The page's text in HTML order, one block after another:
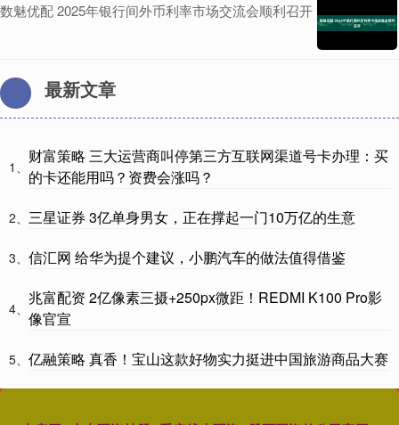
数魅优配 2025年银行间外币利率市场交流会顺利召开
最新文章
1、
财富策略 三大运营商叫停第三方互联网渠道号卡办理：买
的卡还能用吗？资费会涨吗？
2、 三星证券 3亿单身男女，正在撑起一门10万亿的生意
3、 信汇网 给华为提个建议，小鹏汽车的做法值得借鉴
4、
兆富配资 2亿像素三摄+250px微距！REDMI K100 Pro影
像官宣
5、 亿融策略 真香！宝山这款好物实力挺进中国旅游商品大赛